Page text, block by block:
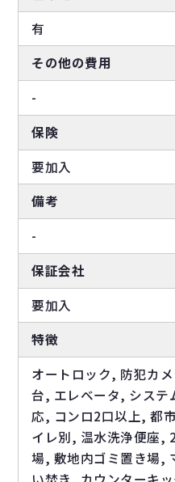
有
その他の費用
-
保険
要加入
備考
-
保証会社
要加入
特徴
オートロック, 防犯カ
台, エレベータ, システ
応, コンロ2口以上, 都
イレ別, 温水洗浄便座,
場, 敷地内ゴミ置き場,